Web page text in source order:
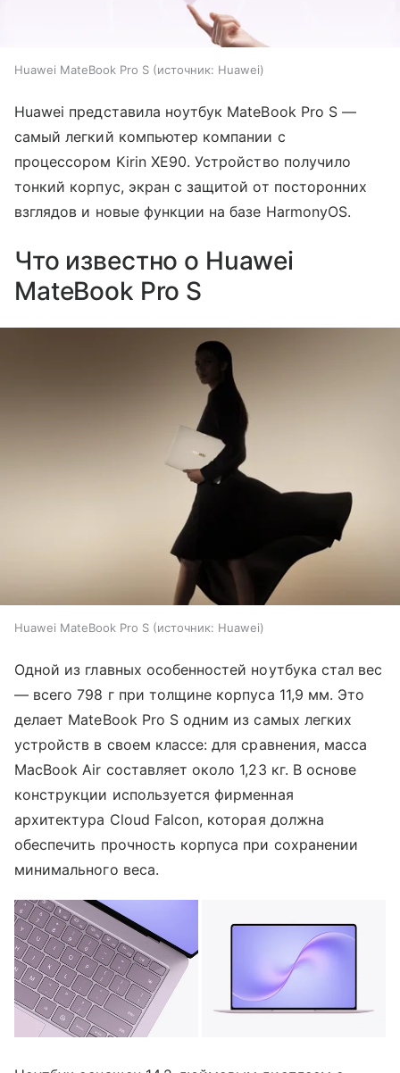
Huawei MateBook Pro S источник: Huawei
Huawei представила ноутбук MateBook Pro S —
самый легкий компьютер компании с
процессором Kirin XE90. Устройство получило
тонкий корпус, экран с защитой от посторонних
взглядов и новые функции на базе HarmonyOS.
Что известно о Huawei
MateBook Pro S
Huawei MateBook Pro S источник: Huawei
Одной из главных особенностей ноутбука стал вес
— всего 798 г при толщине корпуса 11,9 мм. Это
делает MateBook Pro S одним из самых легких
устройств в своем классе: для сравнения, масса
MacBook Air составляет около 1,23 кг. В основе
конструкции используется фирменная
архитектура Cloud Falcon, которая должна
обеспечить прочность корпуса при сохранении
минимального веса.